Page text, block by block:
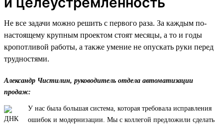
Не все задачи можно решить с первого раза. За каждым по-
настоящему крупным проектом стоят месяцы, а то и годы
кропотливой работы, а также умение не опускать руки перед
трудностями.
Александр Чистилин, руководитель отдела автоматизации
продаж:
У нас была большая система, которая требовала исправления
ошибок и модернизации. Мы с коллегой предложили сделать